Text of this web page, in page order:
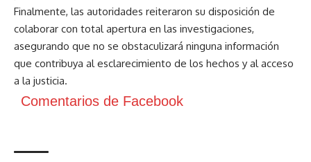
Finalmente, las autoridades reiteraron su disposición de
colaborar con total apertura en las investigaciones,
asegurando que no se obstaculizará ninguna información
que contribuya al esclarecimiento de los hechos y al acceso
a la justicia.
Comentarios de Facebook